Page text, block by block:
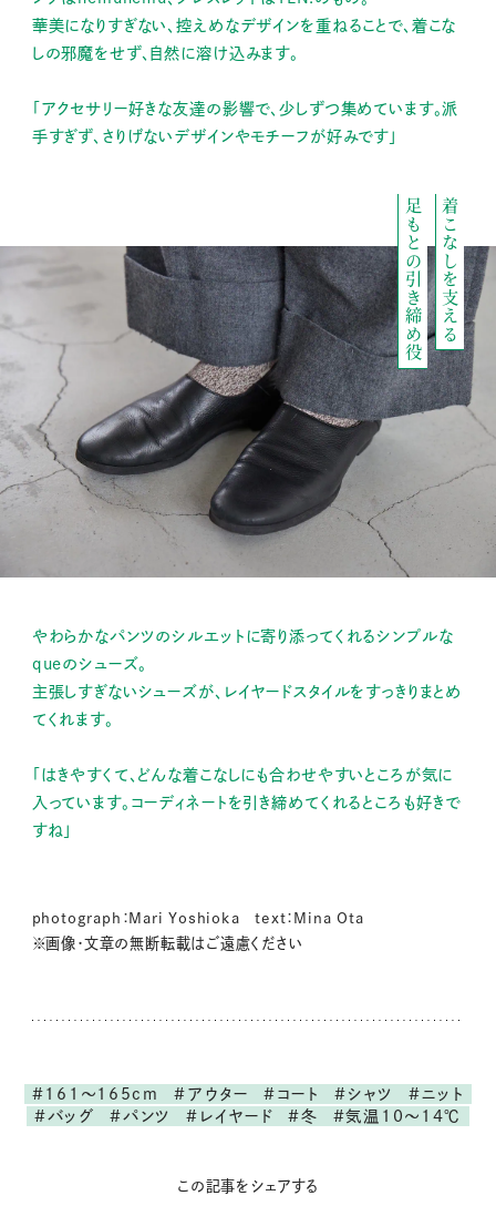
華美になりすぎない、控えめなデザインを重ねることで、着こな
しの邪魔をせず、自然に溶け込みます。
「アクセサリー好きな友達の影響で、少しずつ集めています。派
手すぎず、さりげないデザインやモチーフが好みです」
着こなしを支える
足もとの引き締め役
やわらかなパンツのシルエットに寄り添ってくれるシンプルな
queのシューズ。
主張しすぎないシューズが、レイヤードスタイルをすっきりまとめ
てくれます。
「はきやすくて、どんな着こなしにも合わせやすいところが気に
入っています。コーディネートを引き締めてくれるところも好きで
すね」
photograph：Mari Yoshioka text：Mina Ota
※画像・文章の無断転載はご遠慮ください
#161～165cm #アウター #コート #シャツ
#ニット
#バッグ
#パンツ #レイヤード #冬 #気温10～14℃
この記事をシェアする